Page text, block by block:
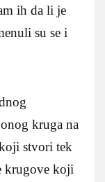
ih da li je
su se i
kruga na
stvori tek
krugove koji